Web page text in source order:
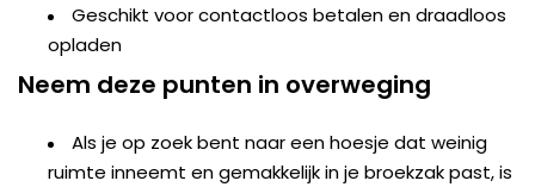
Geschikt voor contactloos betalen en draadloos
opladen
Neem deze punten in overweging
Als je op zoek bent naar een hoesje dat weinig
ruimte inneemt en gemakkelijk in je broekzak past, is